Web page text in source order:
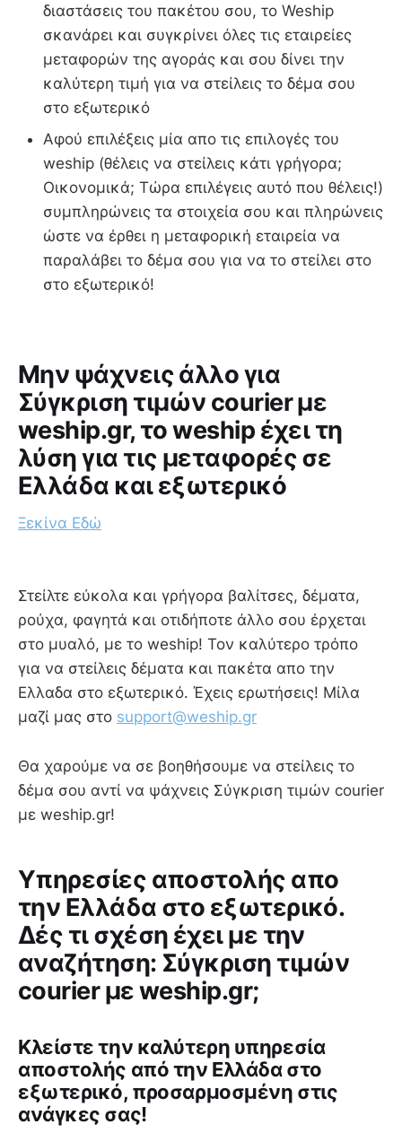
διαστάσεις του πακέτου σου, το Weship
σκανάρει και συγκρίνει όλες τις εταιρείες
μεταφορών της αγοράς και σου δίνει την
καλύτερη τιμή για να στείλεις το δέμα σου
στο εξωτερικό
Αφού επιλέξεις μία απο τις επιλογές του
weship (θέλεις να στείλεις κάτι γρήγορα;
Οικονομικά; Τώρα επιλέγεις αυτό που θέλεις!)
συμπληρώνεις τα στοιχεία σου και πληρώνεις
ώστε να έρθει η μεταφορική εταιρεία να
παραλάβει το δέμα σου για να το στείλει στο
στο εξωτερικό!
Μην ψάχνεις άλλο για
Σύγκριση τιμών courier με
weship.gr, το weship έχει τη
λύση για τις μεταφορές σε
Ελλάδα και εξωτερικό
Ξεκίνα Εδώ
Στείλτε εύκολα και γρήγορα βαλίτσες, δέματα,
ρούχα, φαγητά και οτιδήποτε άλλο σου έρχεται
στο μυαλό, με το weship! Τον καλύτερο τρόπο
για να στείλεις δέματα και πακέτα απο την
Ελλαδα στο εξωτερικό. Έχεις ερωτήσεις! Μίλα
μαζί μας στο support@weship.gr
Θα χαρούμε να σε βοηθήσουμε να στείλεις το
δέμα σου αντί να ψάχνεις Σύγκριση τιμών courier
με weship.gr!
Υπηρεσίες αποστολής απο
την Ελλάδα στο εξωτερικό.
Δές τι σχέση έχει με την
αναζήτηση: Σύγκριση τιμών
courier με weship.gr;
Κλείστε την καλύτερη υπηρεσία
αποστολής από την Ελλάδα στο
εξωτερικό, προσαρμοσμένη στις
ανάγκες σας!